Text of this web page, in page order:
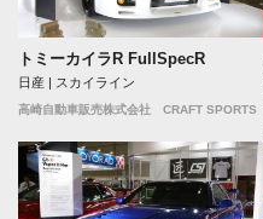
トミーカイラR FullSpecR
日産 | スカイライン
高崎自動車販売株式会社 CRAFT SPORTS